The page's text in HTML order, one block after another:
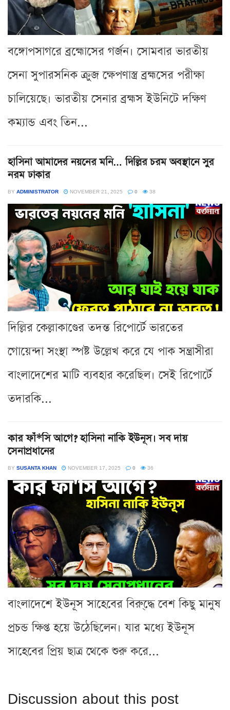
বঙ্গোপসাগরে ব্রহ্মোসের গর্জন। সোমবার ভারতীয়
সেনা সুপারসনিক ক্রুজ ক্ষেপণাস্ত্র ব্রহ্মসের পরীক্ষা
চালিয়েছে। ভারতীয় সেনার ব্রহ্মস ইউনিটে দক্ষিণ
কম্যান্ড এবং তিন...
হাসিনা আমাদের নয়নের মনি… দিল্লির চরম অবস্থানে সুর
নরম ঢাকার
BY ADMINISTRATOR NOVEMBER 21, 2025 0 38
দিল্লির কেল্লাকাণ্ডের তদন্ত রিপোর্টে ভারতের
গোয়েন্দা সংস্থা স্পষ্ট উল্লেখ করে যে পাক সন্ত্রাসীরা
বাংলাদেশের মাটি ব্যবহার করেছিল। সেই রিপোর্টে
তদারকি...
কার ফাঁ*সি আগে? হাসিনা নাকি ইউনূস। সব দায়
সেনাপ্রধানের
BY SUSANTA KHAN NOVEMBER 17, 2025 0 36
বাংলাদেশে ইউনূস সাহেবের বিরু্দ্ধে বেশ কিছু মানুষ
প্রচন্ড ক্ষিপ্ত হয়ে উঠেছিলেন। যার মধ্যে ইউনূস
সাহেবের প্রিয় ছাত্র থেকে শুরু করে...
Discussion about this post